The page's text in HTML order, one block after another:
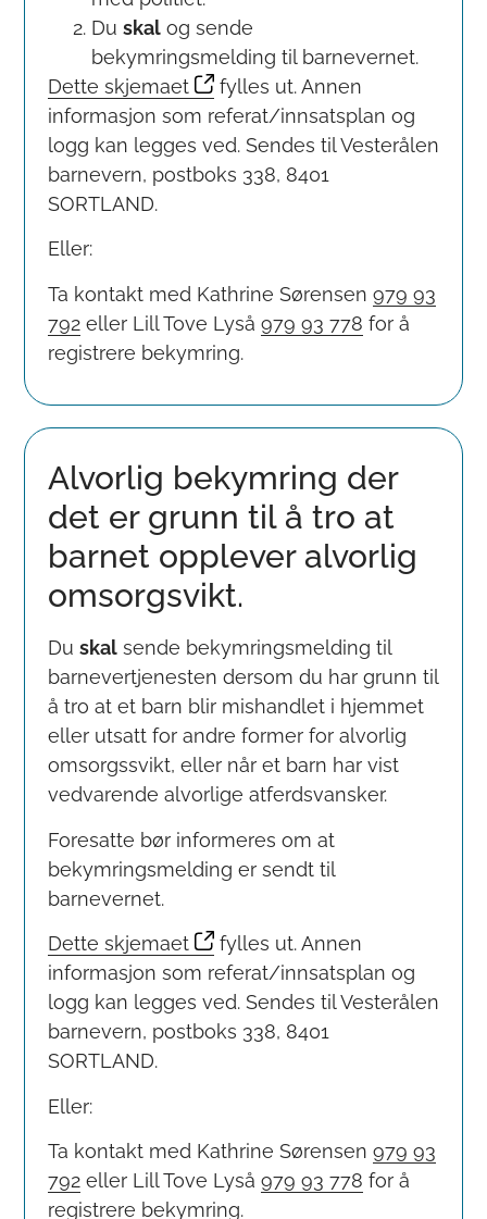
Du skalog sende
bekymringsmelding til barnevernet.
Dette skjemaet
fylles ut. Annen
informasjon som referat/innsatsplan og
logg kan legges ved. Sendes til Vesterålen
barnevern, postboks 338, 8401
SORTLAND.
Eller:
Ta kontakt med Kathrine Sørensen 979 93
792eller Lill Tove Lyså 979 93 778 for å
registrere bekymring.
Alvorlig bekymring der
det er grunn til å tro at
barnet opplever alvorlig
omsorgsvikt.
Du skalsende bekymringsmelding til
barnevertjenesten dersom du har grunn til
å tro at et barn blir mishandlet i hjemmet
eller utsatt for andre former for alvorlig
omsorgssvikt, eller når et barn har vist
vedvarende alvorlige atferdsvansker.
Foresatte bør informeres om at
bekymringsmelding er sendt til
barnevernet.
Dette skjemaet
fylles ut. Annen
informasjon som referat/innsatsplan og
logg kan legges ved. Sendes til Vesterålen
barnevern, postboks 338, 8401
SORTLAND.
Eller:
Ta kontakt med Kathrine Sørensen 979 93
792eller Lill Tove Lyså 979 93 778 for å
registrere bekymring.